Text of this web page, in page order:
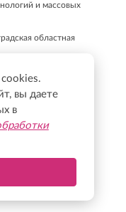
и массовых
областная
вы даете
в